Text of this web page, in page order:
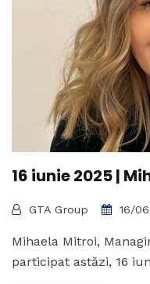
16 iunie 2025 |
GTA Group 16/
Mihaela Mitroi,
participat astăzi, 16